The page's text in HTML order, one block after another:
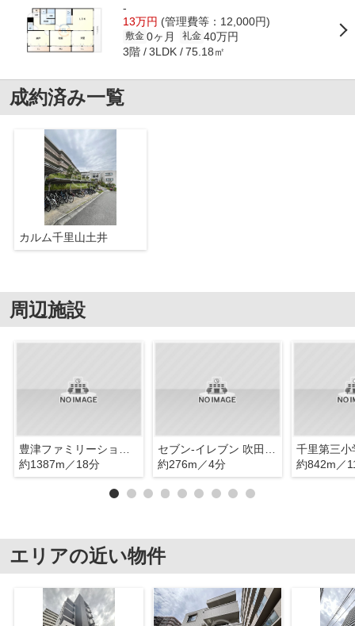
-
13万円 (管理費等：12,000円)
敷金 0ヶ月 礼金 40万円
3階 3LDK 75.18㎡
成約済み一覧
カルム千里山土井
周辺施設
約1387m／18分
約276m／4分
千里第三小
約842m／
エリアの近い物件